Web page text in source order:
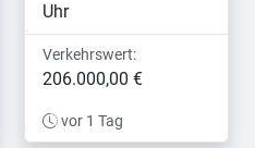
Uhr
Verkehrswert:
206.000,00 €
vor 1 Tag